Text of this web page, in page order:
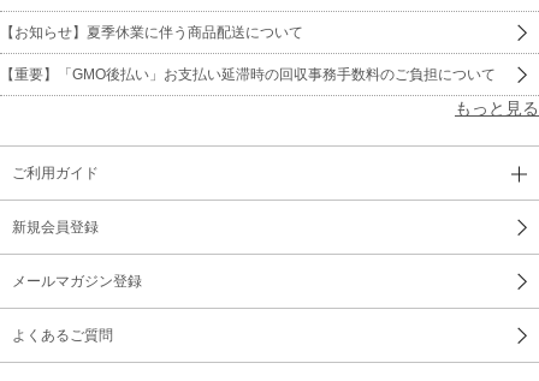
【お知らせ】夏季休業に伴う商品配送について
【重要】「GMO後払い」お支払い延滞時の回収事務手数料のご負担について
もっと見る
ご利用ガイド
新規会員登録
メールマガジン登録
よくあるご質問